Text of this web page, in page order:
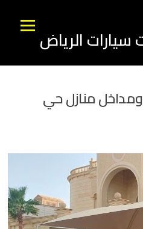
القائمه الرياض
منازل حي